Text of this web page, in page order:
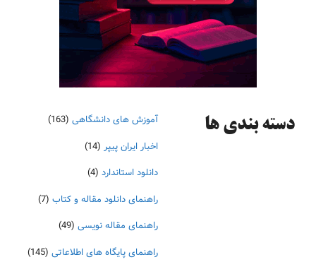
دسته‌ بندی ها آموزش های دانشگاهی (163)
اخبار ایران پیپر (14)
دانلود استاندارد (4)
راهنمای دانلود مقاله و کتاب (7)
راهنمای مقاله نویسی (49)
راهنمای پایگاه های اطلاعاتی (145)